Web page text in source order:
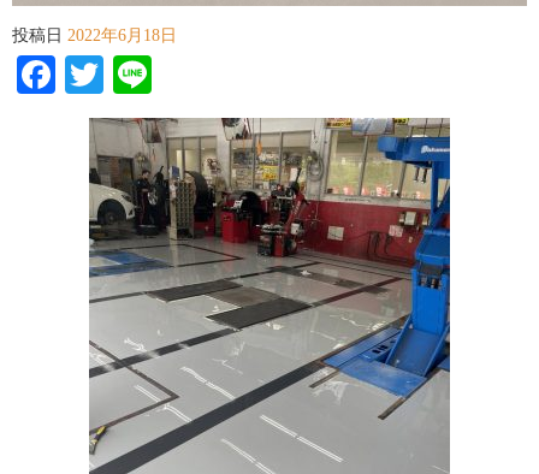
投稿日 2022年6月18日
Facebook
Twitter